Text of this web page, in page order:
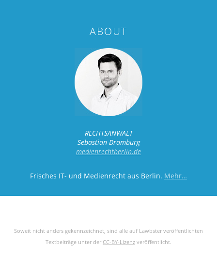
ABOUT
RECHTSANWALT
Sebastian Dramburg
medienrechtberlin.de
Frisches IT- und Medienrecht aus Berlin. Mehr…
Soweit nicht anders gekennzeichnet, sind alle auf Lawbster veröffentlichten
Textbeiträge unter der CC-BY-Lizenz veröffentlicht.